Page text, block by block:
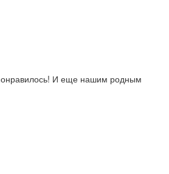
И еще нашим родным